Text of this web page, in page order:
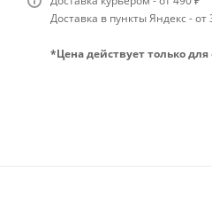
Доставка в пункты Яндекс - от
*Цена действует только